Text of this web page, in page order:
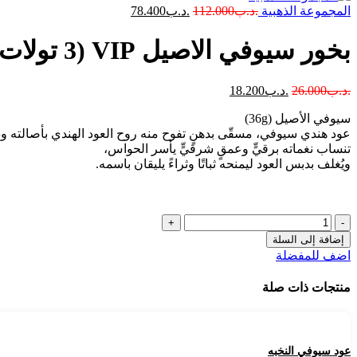
المجموعة الذهبية .د.ب112.000 .د.ب78.400
بخور سيوفي الاصيل VIP (3 تولات 36g)
.د.ب26.000 .د.ب18.200
سيوفي الأصيل (36g)
عود هندي سيوفي، مسقّى بدهنٍ تفوح منه روح العود الهندي بأصالته
تنساب نغماته برقيٍّ وعمقٍ شرقيٍّ يأسر الحواس،
ويُغلف بدبس العود ليمنحه ثباتًا وثراءً يليقان باسمه.
إضافة إلى السلة
اضف للمفضلة
منتجات ذات صلة
عود سيوفي النخبه